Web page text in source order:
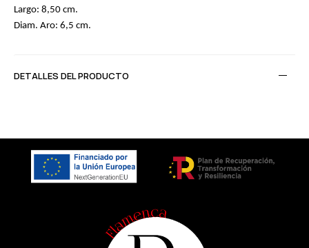
Largo: 8,50 cm.
Diam. Aro: 6,5 cm.
DETALLES DEL PRODUCTO